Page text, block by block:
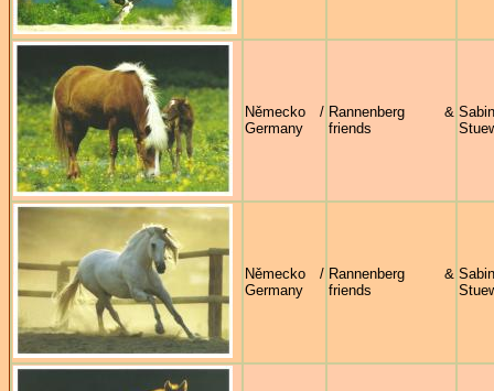
Německo /
Germany
Rannenberg &
friends
Německo /
Germany
Rannenberg &
friends